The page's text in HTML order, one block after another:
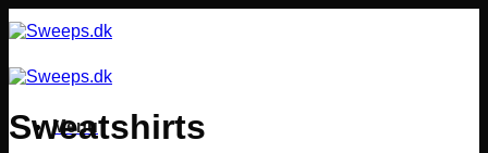
til
Menu
Sweatshirts